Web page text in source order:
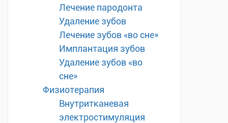
Лечение пародонта
Удаление зубов
Лечение зубов «во сне»
Имплантация зубов
Удаление зубов «во
сне»
Физиотерапия
Внутритканевая
электростимуляция